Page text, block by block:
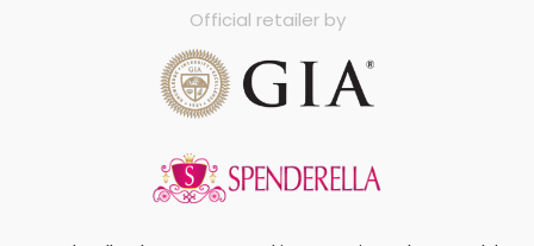
Official retailer by